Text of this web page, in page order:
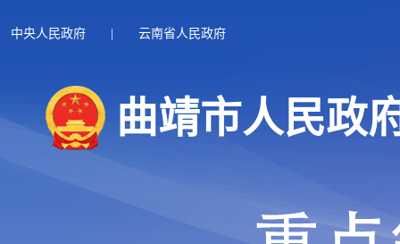
中央人民政府 | 云南省人民政府
曲靖市人民政